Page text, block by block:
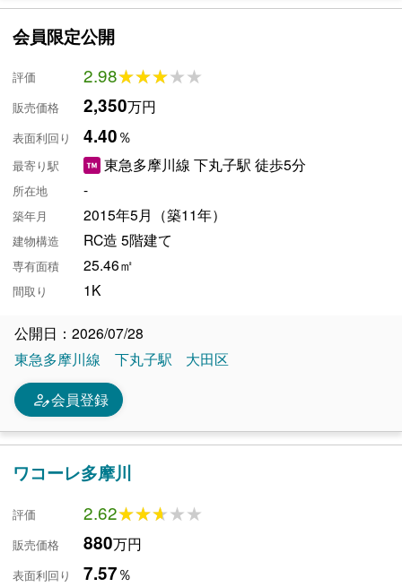
会員限定公開
評価 2.98★★★★★
★★★★★
販売価格 2,350万円
表面利回り 4.40％
最寄り駅 東急多摩川線 下丸子駅 徒歩5分
所在地 -
築年月 2015年5月（築11年）
建物構造 RC造 5階建て
専有面積 25.46㎡
間取り 1K
公開日：2026/07/28
東急多摩川線
下丸子駅 大田区
person_edit会員登録
ワコーレ多摩川
評価 2.62★★★★★
★★★★★
販売価格 880万円
表面利回り 7.57％